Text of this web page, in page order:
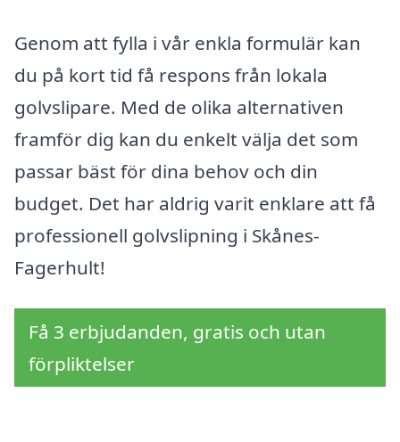
Genom att fylla i vår enkla formulär kan
du på kort tid få respons från lokala
golvslipare. Med de olika alternativen
framför dig kan du enkelt välja det som
passar bäst för dina behov och din
budget. Det har aldrig varit enklare att få
professionell golvslipning i Skånes-
Fagerhult!
Få 3 erbjudanden, gratis och utan
förpliktelser